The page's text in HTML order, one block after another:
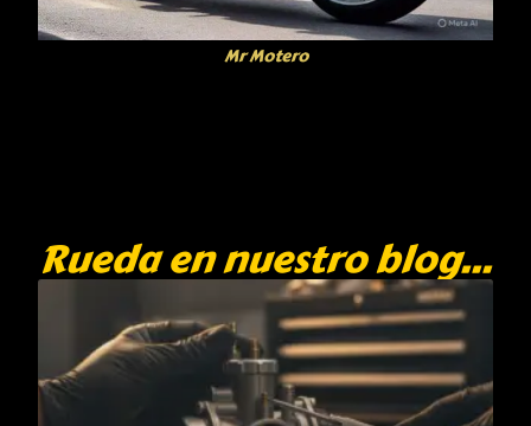
Mr Motero
Rueda en nuestro blog...